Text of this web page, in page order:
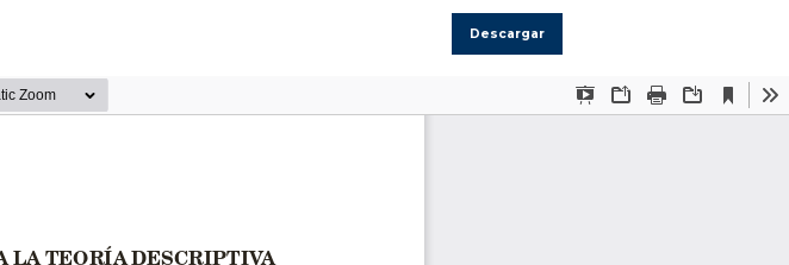
Descargar